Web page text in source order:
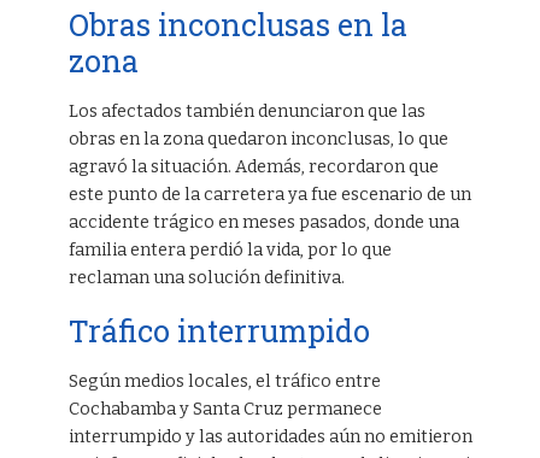
Obras inconclusas en la
zona
Los afectados también denunciaron que las
obras en la zona quedaron inconclusas, lo que
agravó la situación. Además, recordaron que
este punto de la carretera ya fue escenario de un
accidente trágico en meses pasados, donde una
familia entera perdió la vida, por lo que
reclaman una solución definitiva.
Tráfico interrumpido
Según medios locales, el tráfico entre
Cochabamba y Santa Cruz permanece
interrumpido y las autoridades aún no emitieron